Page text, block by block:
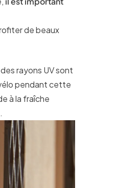
de beaux
rayons UV sont
pendant cette
à la fraîche